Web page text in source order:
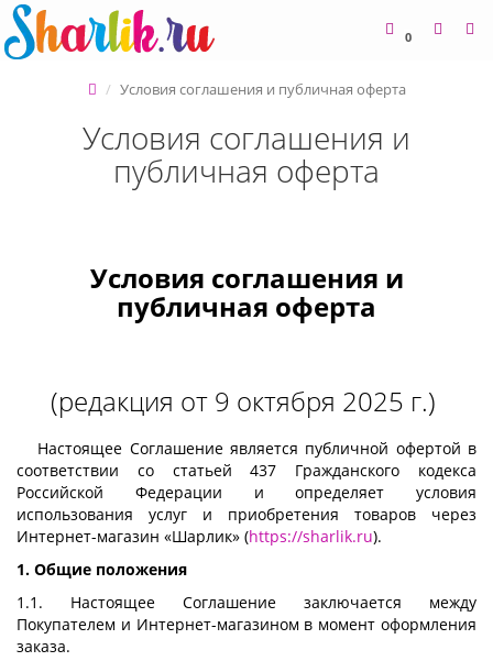
0
Условия соглашения и публичная оферта
Условия соглашения и
публичная оферта
Условия соглашения и
публичная оферта
(редакция от 9 октября 2025 г.)
Настоящее Соглашение является публичной офертой в
соответствии со статьей 437 Гражданского кодекса
Российской Федерации и определяет условия
использования услуг и приобретения товаров через
Интернет-магазин «Шарлик» (https://sharlik.ru).
1. Общие положения
1.1. Настоящее Соглашение заключается между
Покупателем и Интернет-магазином в момент оформления
заказа.